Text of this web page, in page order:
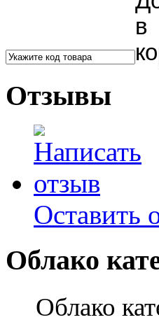
Отзывы
Оставить
Облако
Облако